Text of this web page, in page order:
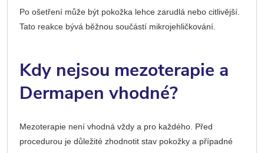
Po ošetření může být pokožka lehce zarudlá nebo citlivější.
Tato reakce bývá běžnou součástí mikrojehličkování.
Kdy nejsou mezoterapie a
Dermapen vhodné?
Mezoterapie není vhodná vždy a pro každého. Před
procedurou je důležité zhodnotit stav pokožky a případné